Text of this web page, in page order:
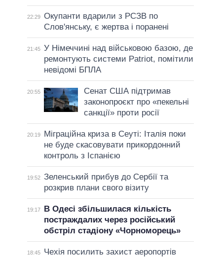
22:29 Окупанти вдарили з РСЗВ по
Слов'янську, є жертва і поранені
21:45 У Німеччині над військовою базою, де
ремонтують системи Patriot, помітили
невідомі БПЛА
20:55
Сенат США підтримав
законопроєкт про «пекельні
санкції» проти росії
20:19
Міграційна криза в Сеуті: Італія поки
не буде скасовувати прикордонний
контроль з Іспанією
19:52 Зеленський прибув до Сербії та
розкрив плани свого візиту
19:17
В Одесі збільшилася кількість
постраждалих через російський
обстріл стадіону «Чорноморець»
18:45
Чехія посилить захист аеропортів